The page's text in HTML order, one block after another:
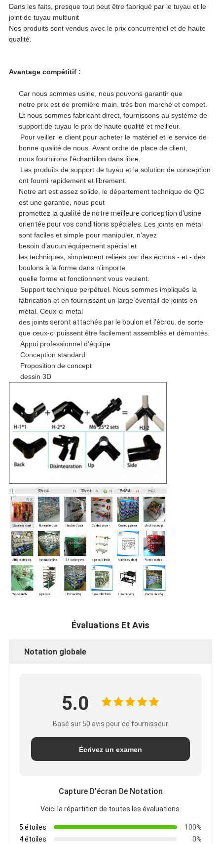
Dans les faits, presque tout peut être fabriqué par le tuyau et le
joint de tuyau multiunit
Nos produits sont vendus avec le prix concurrentiel et de haute
qualité.
Avantage compétitif :
Car nous sommes usine, nous pouvons garantir que
notre prix est de première main, très bon marché et compet.
Et nous sommes fabricant direct, fournissons au système de
support de tuyau le prix de haute qualité et meilleur.
Pour veiller le client pour acheter le matériel et le service de
bonne qualité de nous. Avant ordre de place de client,
nous fournirons l'échantillon dans libre.
Les produits de support de tuyau et la solution de conception
ont fourni rapidement et librement.
Notre art est assez solide, le département technique de QC
est une garantie, nous peut
promettez laqualité de notre meilleure conception d'usine
orientée pour vos conditions spéciales. Les joints en métal
sont faciles et simple pour manipuler, n'ayez
besoin d'aucun équipement spécial et
les techniques, simplement reliées par des écrous - et - des
boulons à la forme dans n'importe
quelle forme et fonctionnent vous veulent.
Support technique perpétuel. Nous sommes impliqués la
fabrication et en fournissant un large éventail de joints en
métal. Ceux-ci metal
des jointsseront attachés par le boulon et l'écrou. de sorte
que ceux-ci puissent être facilement assemblés et démontés.
Appui professionnel d'équipe
Conception standard
Proposition de concept
dessin 3D
Évaluations Et Avis
Notation globale
5.0
Basé sur 50 avis pour ce fournisseur
Écrivez un examen
Capture D'écran De Notation
Voici la répartition de toutes les évaluations.
5 étoiles
100%
4 étoiles
0%